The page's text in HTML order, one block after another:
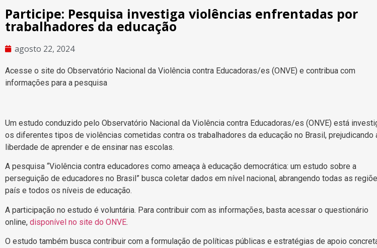
Participe: Pesquisa investiga violências enfrentadas por
trabalhadores da educação
agosto 22, 2024
Acesse o site do Observatório Nacional da Violência contra Educadoras/es (ONVE) e contribua com
informações para a pesquisa
Um estudo conduzido pelo Observatório Nacional da Violência contra Educadoras/es (ONVE) está
os diferentes tipos de violências cometidas contra os trabalhadores da educação no Brasil, prejudicando
liberdade de aprender e de ensinar nas escolas.
A pesquisa “Violência contra educadores como ameaça à educação democrática: um estudo sobre a
perseguição de educadores no Brasil” busca coletar dados em nível nacional, abrangendo todas as
país e todos os níveis de educação.
A participação no estudo é voluntária. Para contribuir com as informações, basta acessar o questionário
online, disponível no site do ONVE.
O estudo também busca contribuir com a formulação de políticas públicas e estratégias de apoio